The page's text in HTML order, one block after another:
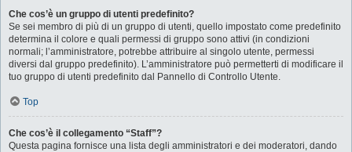
Che cos’è un gruppo di utenti predefinito?
Se sei membro di più di un gruppo di utenti, quello impostato come predefinito
determina il colore e quali permessi di gruppo sono attivi (in condizioni
normali; l’amministratore, potrebbe attribuire al singolo utente, permessi
diversi dal gruppo predefinito). L’amministratore può permetterti di modificare il
tuo gruppo di utenti predefinito dal Pannello di Controllo Utente.
Top
Che cos’è il collegamento “Staff”?
Questa pagina fornisce una lista degli amministratori e dei moderatori, dando